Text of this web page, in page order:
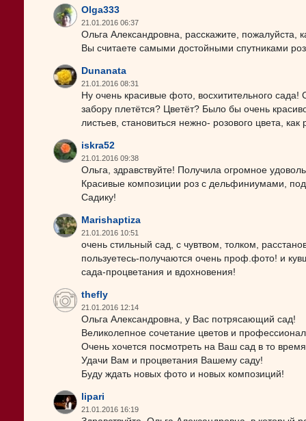
Olga333
21.01.2016 06:37
Ольга Александровна, расскажите, пожалуйста,
Вы считаете самыми достойными спутниками роз
Dunanata
21.01.2016 08:31
Ну очень красивые фото, восхитительного
забору плетётся? Цветёт? Было бы очень
листьев, становиться нежно- розового цвета,
iskra52
21.01.2016 09:38
Ольга, здравствуйте! Получила огромное
Красивые композиции роз с дельфиниумами,
Садику!
Marishaptiza
21.01.2016 10:51
очень стильный сад, с чувтвом, толком,
пользуетесь-получаются очень проф.фото! и
сада-процветания и вдохновения!
thefly
21.01.2016 12:14
Ольга Александровна, у Вас потрясающий сад!
Великолепное сочетание цветов и
Очень хочется посмотреть на Ваш сад в то
Удачи Вам и процветания Вашему саду!
Буду ждать новых фото и новых композиций!
lipari
21.01.2016 16:19